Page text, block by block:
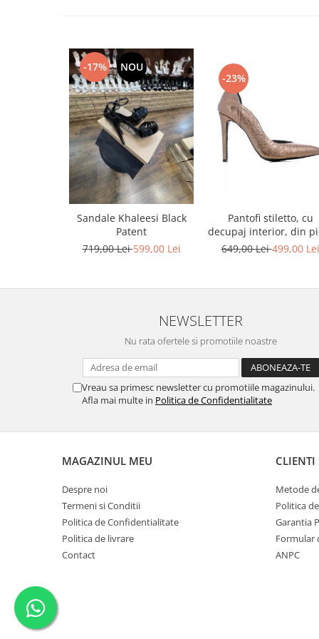
-17% NOU
Sandale Khaleesi Black
Patent
719,00 Lei599,00 Lei
-23%
Pantofi stiletto, cu
decupaj interior, din
bronz
649,00 Lei499,00 Lei
NEWSLETTER
Nu rata ofertele si promotiile noastre
Vreau sa primesc newsletter cu promotiile magazinului.
Afla mai multe in Politica de Confidentialitate
MAGAZINUL MEU
Despre noi
Termeni si Conditii
Politica de Confidentialitate
Politica de livrare
Contact
CLIENTI
Metode
Politica
Garantia
Formular
ANPC